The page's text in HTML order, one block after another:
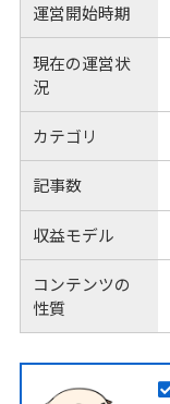
運営開始時期
現在の運営状
況
カテゴリ
記事数
収益モデル
コンテンツの
性質